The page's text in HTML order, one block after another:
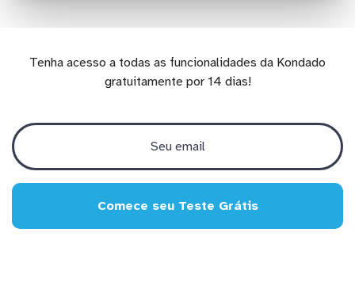
Tenha acesso a todas as funcionalidades da Kondado
gratuitamente por 14 dias!
Comece seu Teste Grátis